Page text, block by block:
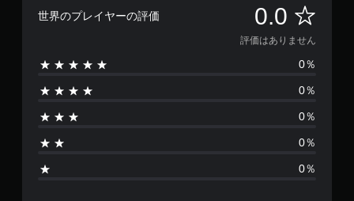
世界のプレイヤーの評価 0.0 評
価
は
あ
ま
評価はありません
0％
0％
0％
0％
0％